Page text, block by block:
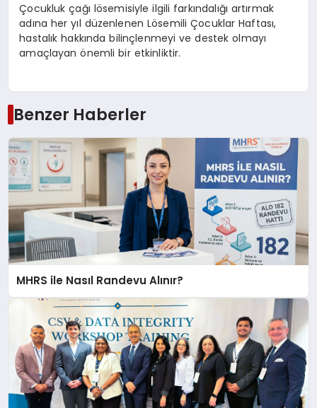
Çocukluk çağı lösemisiyle ilgili farkındalığı artırmak
adına her yıl düzenlenen Lösemili Çocuklar Haftası,
hastalık hakkında bilinçlenmeyi ve destek olmayı
amaçlayan önemli bir etkinliktir.
Benzer Haberler
MHRS ile Nasıl Randevu Alınır?